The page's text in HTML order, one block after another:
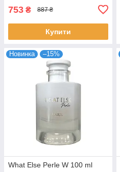
753 ₴ 887 ₴
Купити
Новинка –15%
What Else Perle W 100 ml